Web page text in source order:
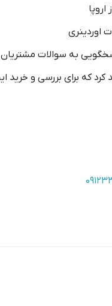
اوردینری
به سوالات مشتریان